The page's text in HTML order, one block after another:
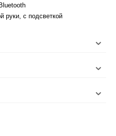
руки, с подсветкой